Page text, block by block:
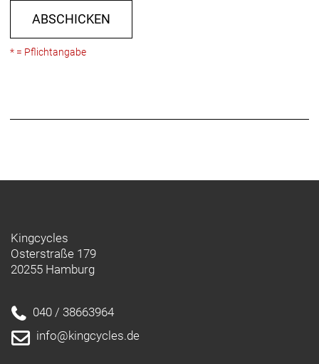
ABSCHICKEN
* = Pflichtangabe
Kingcycles
Osterstraße 179
20255 Hamburg
040 / 38663964
info@kingcycles.de